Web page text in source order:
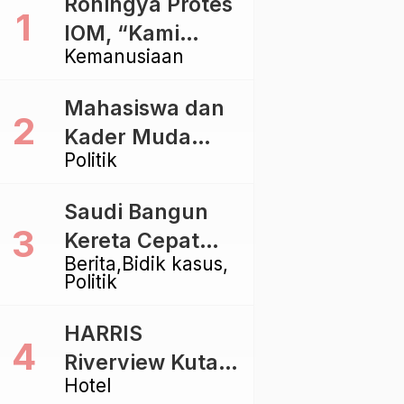
Kemanusiaan
IOM, “Kami
dibiarkan Mati
Politik
Mahasiswa dan
Kader Muda
Ramaikan Forum
Golkar di
Singaraja
Berita Bidik kasus
Politik
Saudi Bangun
Kereta Cepat
Rp112 Triliun,
Proyek Rp116
Triliun yang
Baru Sampai
Hotel
HARRIS
Riverview Kuta
Bali Tawarkan